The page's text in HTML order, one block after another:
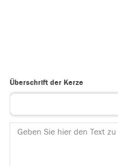
Überschrift der Kerze